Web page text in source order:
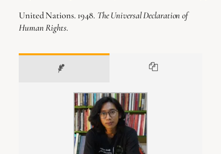
United Nations. 1948. The Universal Declaration of
Human Rights.